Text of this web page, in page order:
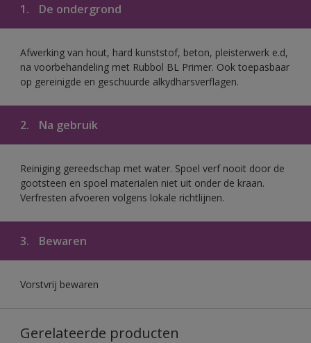
1. De ondergrond
Afwerking van hout, hard kunststof, beton, pleisterwerk e.d,
na voorbehandeling met Rubbol BL Primer. Ook toepasbaar
op gereinigde en geschuurde alkydharsverflagen.
2. Na gebruik
Reiniging gereedschap met water. Spoel verf nooit door de
gootsteen en spoel materialen niet uit onder de kraan.
Verfresten afvoeren volgens lokale richtlijnen.
3. Bewaren
Vorstvrij bewaren
Gerelateerde producten